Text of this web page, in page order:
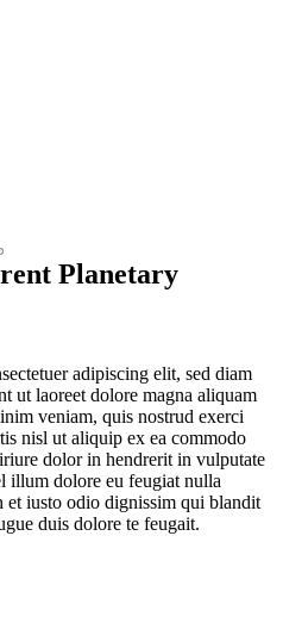
Planetary
adipiscing elit, sed diam
ut laoreet dolore magna aliquam
veniam, quis nostrud exerci
nisl ut aliquip ex ea commodo
dolor in hendrerit in vulputate
illum dolore eu feugiat nulla
et iusto odio dignissim qui blandit
duis dolore te feugait.